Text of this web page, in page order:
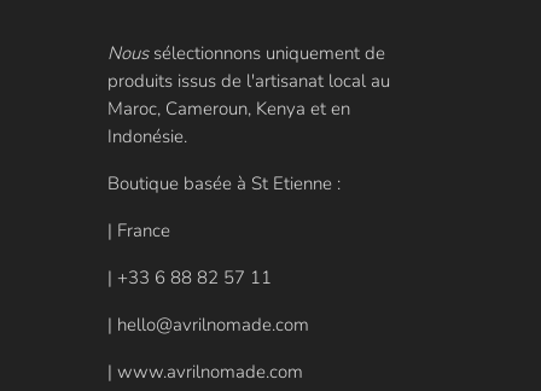
Noussélectionnons uniquement de
produits issus de l'artisanat local au
Maroc, Cameroun, Kenya et en
Indonésie.
Boutique basée à St Etienne :
| France
| +33 6 88 82 57 11
| hello@avrilnomade.com
| www.avrilnomade.com